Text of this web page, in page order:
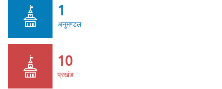
1
अनुमण्डल
10
प्रखंड